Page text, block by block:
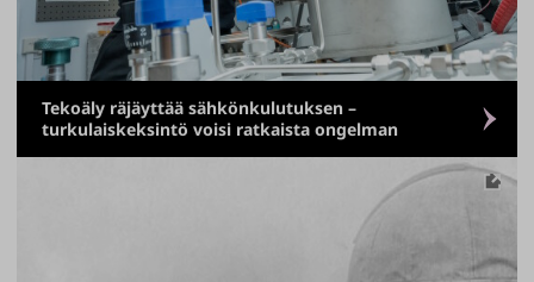
Tekoäly räjäyttää sähkönkulutuksen –
turkulaiskeksintö voisi ratkaista ongelman